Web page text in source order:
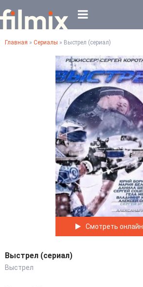
Главная » Сериалы » Выстрел (сериал)
Смотреть онлайн
Выстрел (сериал)
Выстрел